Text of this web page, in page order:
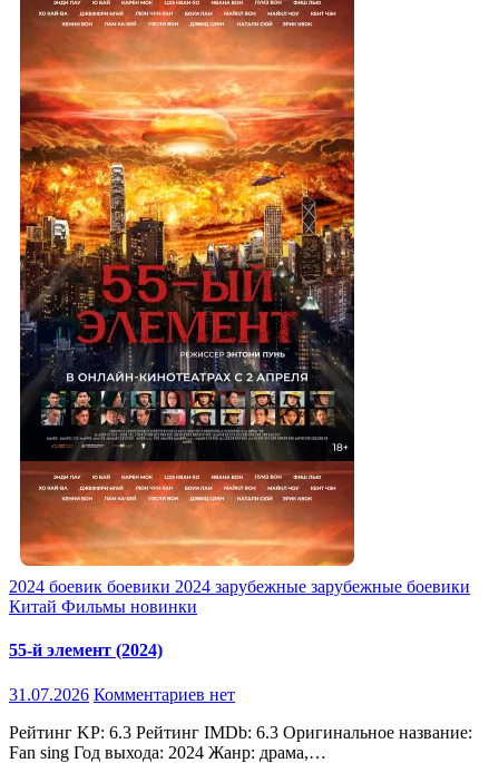
2024 боевик боевики 2024 зарубежные зарубежные боевики
Китай Фильмы новинки
55-й элемент (2024)
31.07.2026 Комментариев нет
Рейтинг KP: 6.3 Рейтинг IMDb: 6.3 Оригинальное название:
Fan sing Год выхода: 2024 Жанр: драма,…